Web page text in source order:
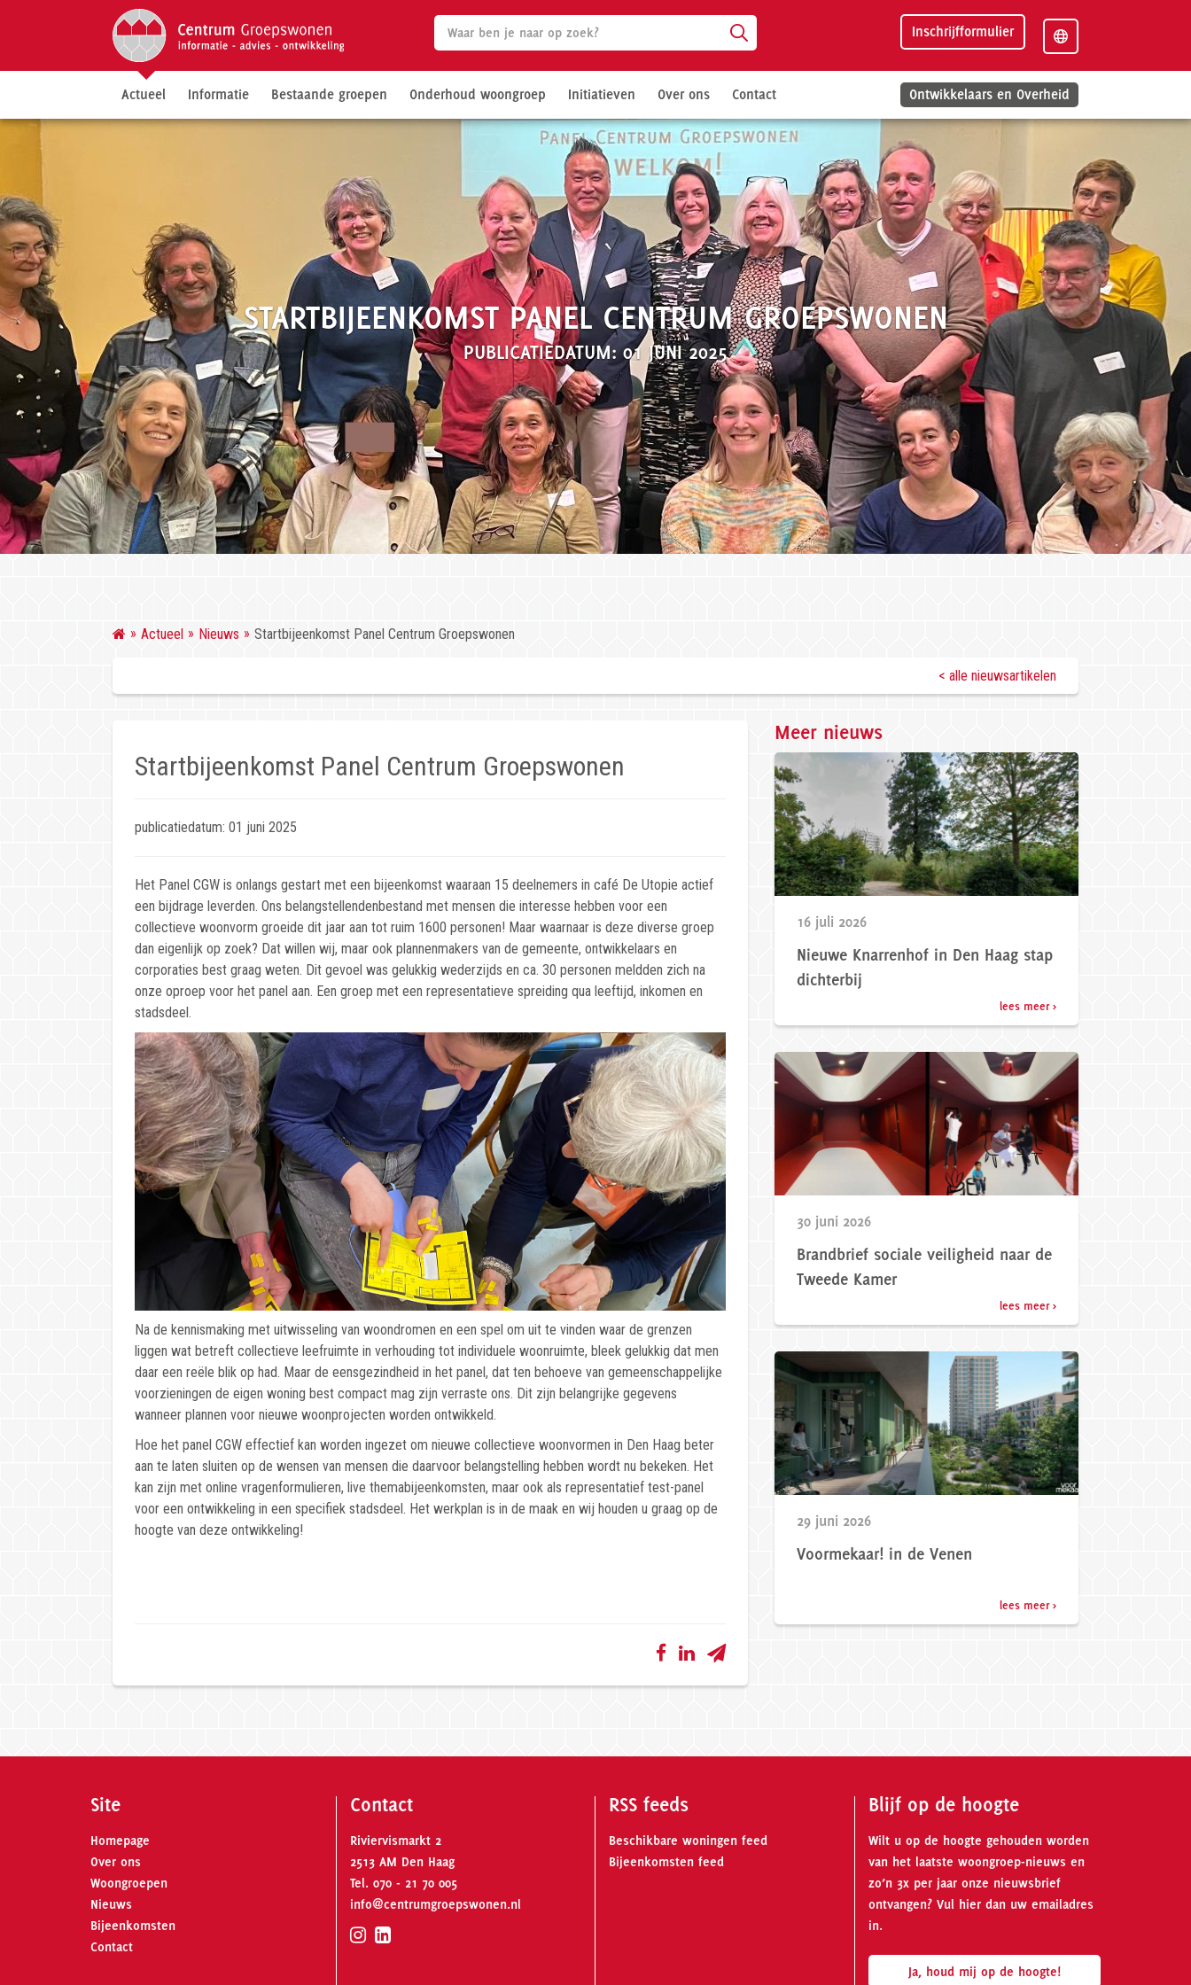
Inschrijfformulier
Actueel Informatie Bestaande groepen Onderhoud woongroep Initiatieven Over ons Contact Ontwikkelaars en Overheid
STARTBIJEENKOMST PANEL CENTRUM GROEPSWONEN
PUBLICATIEDATUM: 01 JUNI 2025
Actueel Nieuws Startbijeenkomst Panel Centrum Groepswonen
< alle nieuwsartikelen
Startbijeenkomst Panel Centrum Groepswonen
publicatiedatum: 01 juni 2025
Het Panel CGW is onlangs gestart met een bijeenkomst waaraan 15 deelnemers in café De Utopie actief
een bijdrage leverden. Ons belangstellendenbestand met mensen die interesse hebben voor een
collectieve woonvorm groeide dit jaar aan tot ruim 1600 personen! Maar waarnaar is deze diverse groep
dan eigenlijk op zoek? Dat willen wij, maar ook plannenmakers van de gemeente, ontwikkelaars en
corporaties best graag weten. Dit gevoel was gelukkig wederzijds en ca. 30 personen meldden zich na
onze oproep voor het panel aan. Een groep met een representatieve spreiding qua leeftijd, inkomen en
stadsdeel.
Na de kennismaking met uitwisseling van woondromen en een spel om uit te vinden waar de grenzen
liggen wat betreft collectieve leefruimte in verhouding tot individuele woonruimte, bleek gelukkig dat men
daar een reële blik op had. Maar de eensgezindheid in het panel, dat ten behoeve van gemeenschappelijke
voorzieningen de eigen woning best compact mag zijn verraste ons. Dit zijn belangrijke gegevens
wanneer plannen voor nieuwe woonprojecten worden ontwikkeld.
Hoe het panel CGW effectief kan worden ingezet om nieuwe collectieve woonvormen in Den Haag beter
aan te laten sluiten op de wensen van mensen die daarvoor belangstelling hebben wordt nu bekeken. Het
kan zijn met online vragenformulieren, live themabijeenkomsten, maar ook als representatief test-panel
voor een ontwikkeling in een specifiek stadsdeel. Het werkplan is in de maak en wij houden u graag op de
hoogte van deze ontwikkeling!
Meer nieuws
16 juli 2026
Nieuwe Knarrenhof in Den Haag stap
dichterbij
lees meer >
30 juni 2026
Brandbrief sociale veiligheid naar de
Tweede Kamer
lees meer >
29 juni 2026
Voormekaar! in de Venen
lees meer >
Site
Homepage
Over ons
Woongroepen
Nieuws
Bijeenkomsten
Contact
Contact
Riviervismarkt 2
2513 AM Den Haag
Tel. 070 - 21 70 005
info@centrumgroepswonen.nl
RSS feeds
Beschikbare woningen feed
Bijeenkomsten feed
Blijf op de hoogte
Wilt u op de hoogte gehouden worden
van het laatste woongroep-nieuws en
zo’n 3x per jaar onze nieuwsbrief
ontvangen? Vul hier dan uw emailadres
in.
Ja, houd mij op de hoogte!